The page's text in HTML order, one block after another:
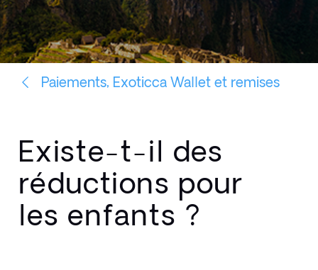
d'aide
Exoticca
Paiements, Exoticca Wallet et remises
Existe-t-il des
réductions pour
les enfants ?